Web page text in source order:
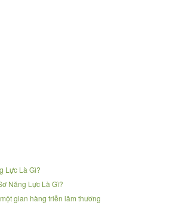
Lực Là Gì?
Năng Lực Là Gì?
gian hàng triễn lãm thương